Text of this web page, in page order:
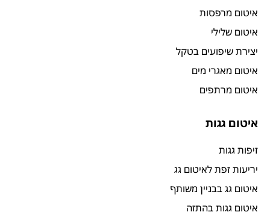
איטום מרפסות
איטום שלילי
יצירת שיפועים בטקל
איטום מאגרי מים
איטום מרתפים
איטום גגות
זיפות גגות
יריעות זפת לאיטום גג
איטום גג בבניין משותף
איטום גגות בהתזה